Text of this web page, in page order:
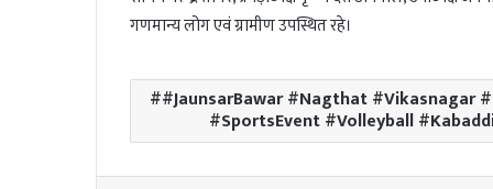
गणमान्य लोग एवं ग्रामीण उपस्थित रहे।
#JaunsarBawar #Nagthat #Vikasnagar
#SportsEvent #Volleyball